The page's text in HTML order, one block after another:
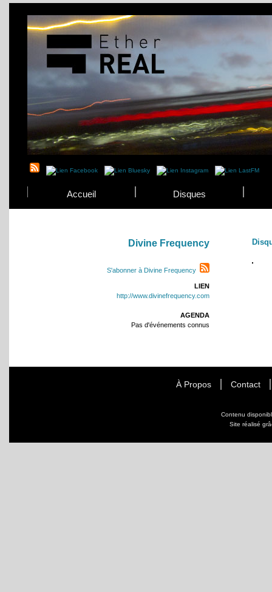
Accueil Disques
Divine Frequency
S'abonner à Divine Frequency
LIEN
http://www.divinefrequency.com
AGENDA
Pas d'événements connus
À Propos Contact
Contenu
Site réalisé